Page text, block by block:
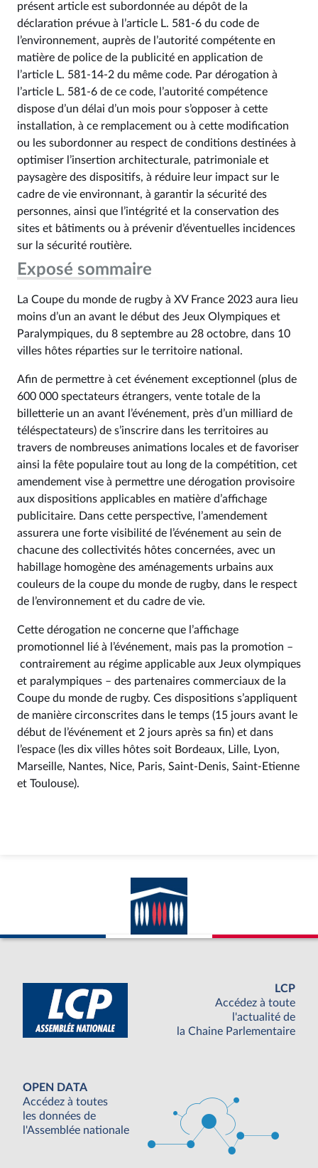
présent article est subordonnée au dépôt de la
déclaration prévue à l’article L. 581‑6 du code de
l’environnement, auprès de l’autorité compétente en
matière de police de la publicité en application de
l’article L. 581‑14‑2 du même code. Par dérogation à
l’article L. 581‑6 de ce code, l’autorité compétence
dispose d’un délai d’un mois pour s’opposer à cette
installation, à ce remplacement ou à cette modification
ou les subordonner au respect de conditions destinées à
optimiser l’insertion architecturale, patrimoniale et
paysagère des dispositifs, à réduire leur impact sur le
cadre de vie environnant, à garantir la sécurité des
personnes, ainsi que l’intégrité et la conservation des
sites et bâtiments ou à prévenir d’éventuelles incidences
sur la sécurité routière.
Exposé sommaire
La Coupe du monde de rugby à XV France 2023 aura lieu
moins d’un an avant le début des Jeux Olympiques et
Paralympiques, du 8 septembre au 28 octobre, dans 10
villes hôtes réparties sur le territoire national.
Afin de permettre à cet événement exceptionnel (plus de
600 000 spectateurs étrangers, vente totale de la
billetterie un an avant l’événement, près d’un milliard de
téléspectateurs) de s’inscrire dans les territoires au
travers de nombreuses animations locales et de favoriser
ainsi la fête populaire tout au long de la compétition, cet
amendement vise à permettre une dérogation provisoire
aux dispositions applicables en matière d’affichage
publicitaire. Dans cette perspective, l’amendement
assurera une forte visibilité de l’événement au sein de
chacune des collectivités hôtes concernées, avec un
habillage homogène des aménagements urbains aux
couleurs de la coupe du monde de rugby, dans le respect
de l’environnement et du cadre de vie.
Cette dérogation ne concerne que l’affichage
promotionnel lié à l’événement, mais pas la promotion –
contrairement au régime applicable aux Jeux olympiques
et paralympiques – des partenaires commerciaux de la
Coupe du monde de rugby. Ces dispositions s’appliquent
de manière circonscrites dans le temps (15 jours avant le
début de l’événement et 2 jours après sa fin) et dans
l’espace (les dix villes hôtes soit Bordeaux, Lille, Lyon,
Marseille, Nantes, Nice, Paris, Saint-Denis, Saint-Etienne
et Toulouse).
LCP
Accédez à toute
l'actualité de
la Chaine Parlementaire
OPEN DATA
Accédez à toutes
les données de
l'Assemblée nationale